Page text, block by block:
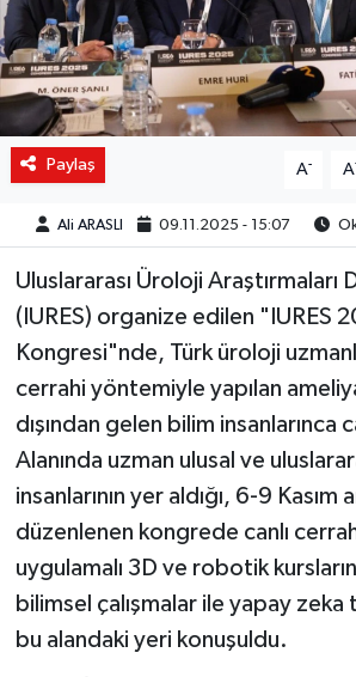
Paylaş A- A
Ali ARASLI 09.11.2025 - 15:07
Uluslararası Üroloji Araştırmaları
(IURES) organize edilen "IURES
Kongresi"nde, Türk üroloji
cerrahi yöntemiyle yapılan
dışından gelen bilim insanlarınca
Alanında uzman ulusal ve
insanlarının yer aldığı, 6-9 Kasım
düzenlenen kongrede canlı
uygulamalı 3D ve robotik kursların
bilimsel çalışmalar ile yapay
bu alandaki yeri konuşuldu.